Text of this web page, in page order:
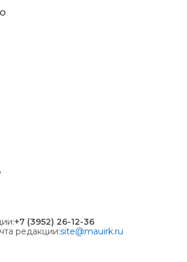
+7 (3952) 26-12-36
редакции:site@mauirk.ru